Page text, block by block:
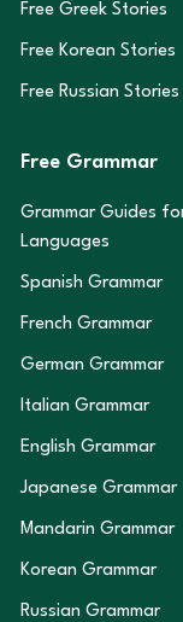
Free Greek Stories
Free Korean Stories
Free Russian Stories
Free Grammar
Grammar Guides
Languages
Spanish Grammar
French Grammar
German Grammar
Italian Grammar
English Grammar
Japanese Grammar
Mandarin Grammar
Korean Grammar
Russian Grammar